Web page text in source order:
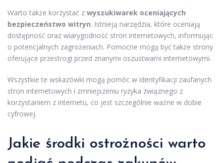
Warto także korzystać z wyszukiwarek oceniających
bezpieczeństwo witryn. Istnieją narzędzia, które oceniają
dostępność oraz wiarygodność stron internetowych, informując
o potencjalnych zagrożeniach. Pomocne mogą być także strony
oferujące przestrogi przed znanymi oszustwami internetowymi.
Wszystkie te wskazówki mogą pomóc w identyfikacji zaufanych
stron internetowych i zmniejszeniu ryzyka związnego z
korzystaniem z internetu, co jest szczególnie ważne w dobie
cyfrowej.
Jakie środki ostrożności warto